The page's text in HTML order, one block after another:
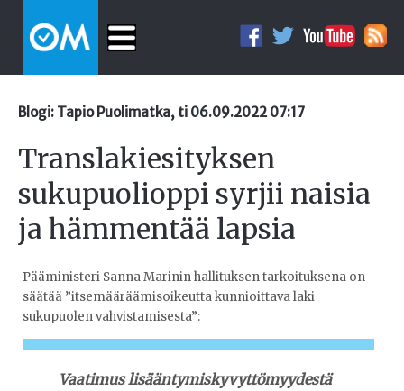
Blogi: Tapio Puolimatka, ti 06.09.2022 07:17
Translakiesityksen
sukupuolioppi syrjii naisia
ja hämmentää lapsia
Pääministeri Sanna Marinin hallituksen tarkoituksena on
säätää ”itsemääräämisoikeutta kunnioittava laki
sukupuolen vahvistamisesta”:
Vaatimus lisääntymiskyvyttömyydestä